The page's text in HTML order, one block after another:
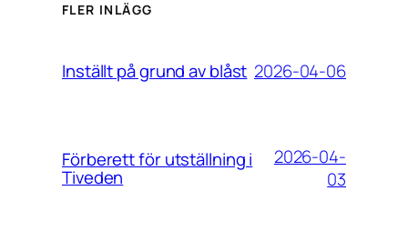
FLER INLÄGG
Inställt på grund av blåst 2026-04-06
Förberett för utställning i
Tiveden
2026-04-
03